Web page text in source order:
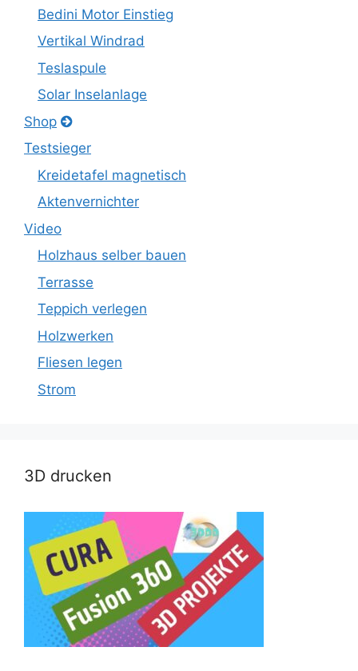
Bedini Motor Einstieg
Vertikal Windrad
Teslaspule
Solar Inselanlage
Shop
Testsieger
Kreidetafel magnetisch
Aktenvernichter
Video
Holzhaus selber bauen
Terrasse
Teppich verlegen
Holzwerken
Fliesen legen
Strom
3D drucken